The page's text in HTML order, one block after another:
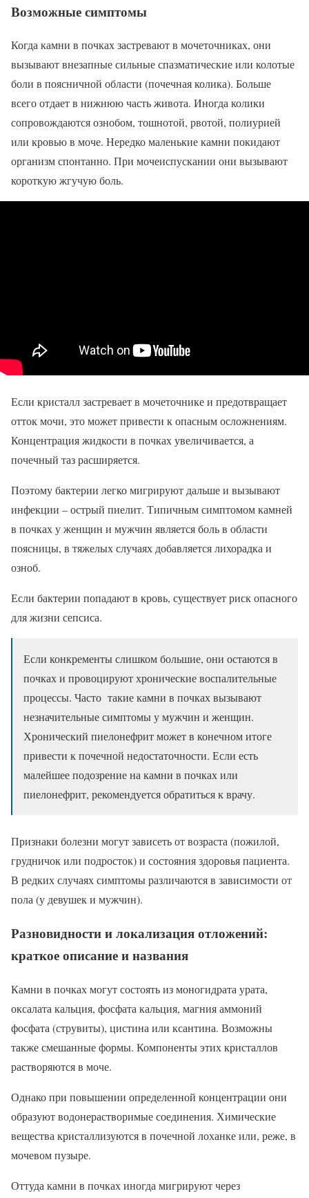
Возможные симптомы
Когда камни в почках застревают в мочеточниках, они
вызывают внезапные сильные спазматические или колотые
боли в поясничной области (почечная колика). Больше
всего отдает в нижнюю часть живота. Иногда колики
сопровождаются ознобом, тошнотой, рвотой, полиурией
или кровью в моче. Нередко маленькие камни покидают
организм спонтанно. При мочеиспускании они вызывают
короткую жгучую боль.
Если кристалл застревает в мочеточнике и предотвращает
отток мочи, это может привести к опасным осложнениям.
Концентрация жидкости в почках увеличивается, а
почечный таз расширяется.
Поэтому бактерии легко мигрируют дальше и вызывают
инфекции – острый пиелит. Типичным симптомом камней
в почках у женщин и мужчин является боль в области
поясницы, в тяжелых случаях добавляется лихорадка и
озноб.
Если бактерии попадают в кровь, существует риск опасного
для жизни сепсиса.
Если конкременты слишком большие, они остаются в
почках и провоцируют хронические воспалительные
процессы. Часто такие камни в почках вызывают
незначительные симптомы у мужчин и женщин.
Хронический пиелонефрит может в конечном итоге
привести к почечной недостаточности. Если есть
малейшее подозрение на камни в почках или
пиелонефрит, рекомендуется обратиться к врачу.
Признаки болезни могут зависеть от возраста (пожилой,
грудничок или подросток) и состояния здоровья пациента.
В редких случаях симптомы различаются в зависимости от
пола (у девушек и мужчин).
Разновидности и локализация отложений:
краткое описание и названия
Камни в почках могут состоять из моногидрата урата,
оксалата кальция, фосфата кальция, магния аммоний
фосфата (струвиты), цистина или ксантина. Возможны
также смешанные формы. Компоненты этих кристаллов
растворяются в моче.
Однако при повышении определенной концентрации они
образуют водонерастворимые соединения. Химические
вещества кристаллизуются в почечной лоханке или, реже, в
мочевом пузыре.
Оттуда камни в почках иногда мигрируют через